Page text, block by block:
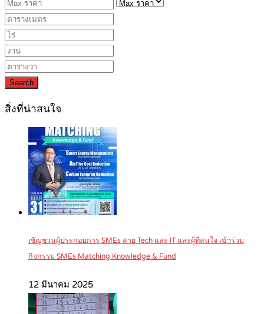
Search
สิ่งที่น่าสนใจ
เชิญชวนผู้ประกอบการ SMEs สาย Tech และ IT และผู้ที่สนใจ เข้าร่วม
กิจกรรม SMEs Matching Knowledge & Fund
12 มีนาคม 2025